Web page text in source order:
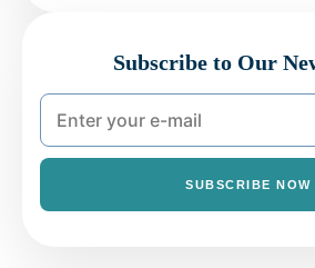
Subscribe to Our
SUBSCRIBE NOW